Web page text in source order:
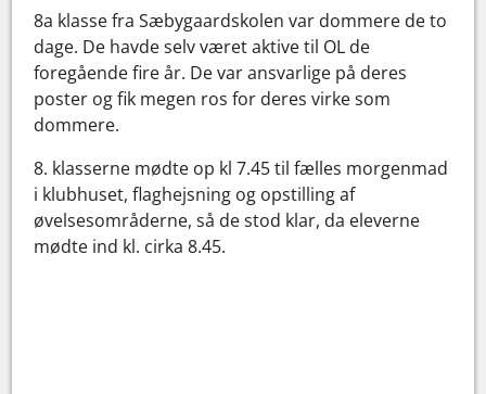
8a klasse fra Sæbygaardskolen var dommere de to
dage. De havde selv været aktive til OL de
foregående fire år. De var ansvarlige på deres
poster og fik megen ros for deres virke som
dommere.
8. klasserne mødte op kl 7.45 til fælles morgenmad
i klubhuset, flaghejsning og opstilling af
øvelsesområderne, så de stod klar, da eleverne
mødte ind kl. cirka 8.45.